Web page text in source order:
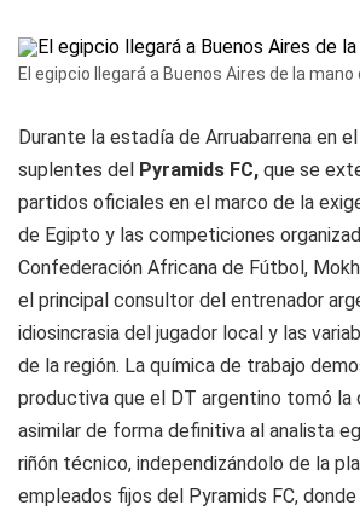
El egipcio llegará a Buenos Aires de la mano
Durante la estadía de Arruabarrena en
suplentes del Pyramids FC, que se
partidos oficiales en el marco de la
de Egipto y las competiciones
Confederación Africana de Fútbol,
el principal consultor del entrenador
idiosincrasia del jugador local y las
de la región. La química de trabajo
productiva que el DT argentino tomó la
asimilar de forma definitiva al analista
riñón técnico, independizándolo de la
empleados fijos del Pyramids FC,